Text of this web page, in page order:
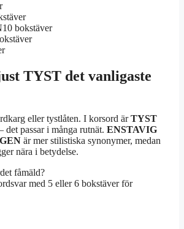
10 bokstäver
TYST det vanligaste
eller tystlåten. I korsord ärTYST
passar i många rutnät. ENSTAVIG
är mer stilistiska synonymer, medan
nära i betydelse.
fåmäld?
med 5 eller 6 bokstäver för